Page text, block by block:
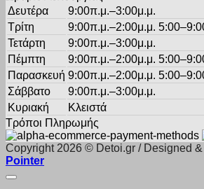
Δευτέρα
9:00π.μ.–3:00μ.μ.
Τρίτη
9:00π.μ.–2:00μ.μ.
Τετάρτη
9:00π.μ.–3:00μ.μ.
Πέμπτη
9:00π.μ.–2:00μ.μ.
Παρασκευή 9:00π.μ.–2:00μ.μ.
Σάββατο
9:00π.μ.–3:00μ.μ.
Κυριακή
Κλειστά
Τρόποι Πληρωμής
Copyright 2026 © Detoi.gr / Designed
Pointer